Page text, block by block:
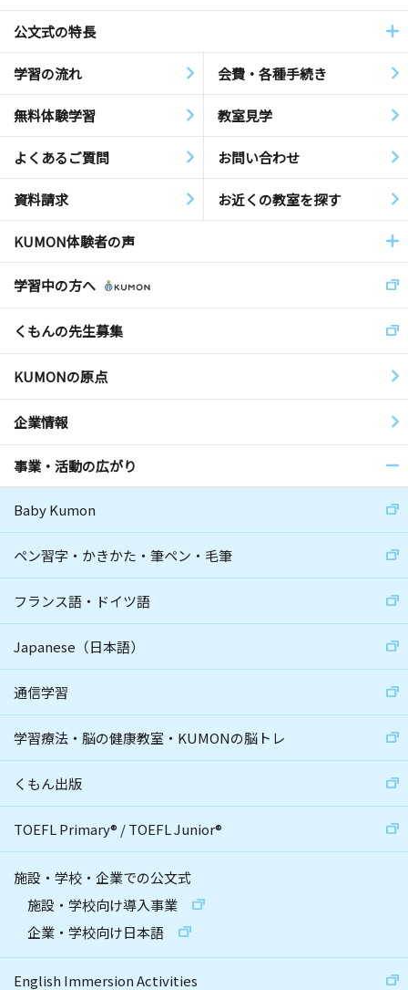
公文式の特長
学習の流れ 会費・各種手続き
無料体験学習 教室見学
よくあるご質問 お問い合わせ
資料請求 お近くの教室を探す
KUMON体験者の声
学習中の方へ
くもんの先生募集
KUMONの原点
企業情報
事業・活動の広がり
Baby Kumon
ペン習字・かきかた・筆ペン・毛筆
フランス語・ドイツ語
Japanese（日本語）
通信学習
学習療法・脳の健康教室・KUMONの脳トレ
くもん出版
TOEFL Primary® /TOEFL Junior®
施設・学校・企業での公文式
施設・学校向け導入事業
企業・学校向け日本語
English Immersion Activities